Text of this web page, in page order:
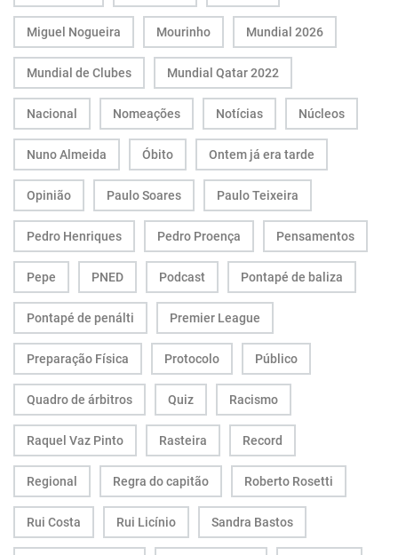
Miguel Nogueira Mourinho Mundial 2026
Mundial de Clubes Mundial Qatar 2022
Nacional Nomeações Notícias Núcleos
Nuno Almeida Óbito Ontem já era tarde
Opinião Paulo Soares Paulo Teixeira
Pedro Henriques Pedro Proença Pensamentos
Pepe PNED Podcast Pontapé de baliza
Pontapé de penálti Premier League
Preparação Física Protocolo Público
Quadro de árbitros Quiz Racismo
Raquel Vaz Pinto Rasteira Record
Regional Regra do capitão Roberto Rosetti
Rui Costa Rui Licínio Sandra Bastos